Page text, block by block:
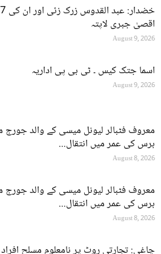
اقصیٰ جبری لاپتہ
August 9, 2026
اسما جتک کیس ۔ ٹی بی پی اداریہ
August 9, 2026
برس کی عمر میں انتقال...
August 8, 2026
برس کی عمر میں انتقال...
August 8, 2026